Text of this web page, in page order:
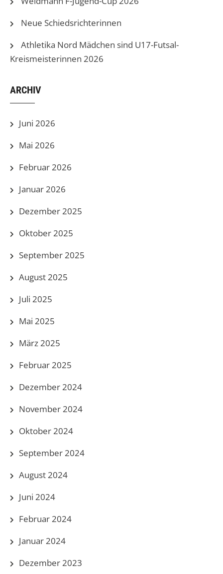
Neue Schiedsrichterinnen
Athletika Nord Mädchen sind U17-Futsal-
Kreismeisterinnen 2026
ARCHIV
Juni 2026
Mai 2026
Februar 2026
Januar 2026
Dezember 2025
Oktober 2025
September 2025
August 2025
Juli 2025
Mai 2025
März 2025
Februar 2025
Dezember 2024
November 2024
Oktober 2024
September 2024
August 2024
Juni 2024
Februar 2024
Januar 2024
Dezember 2023